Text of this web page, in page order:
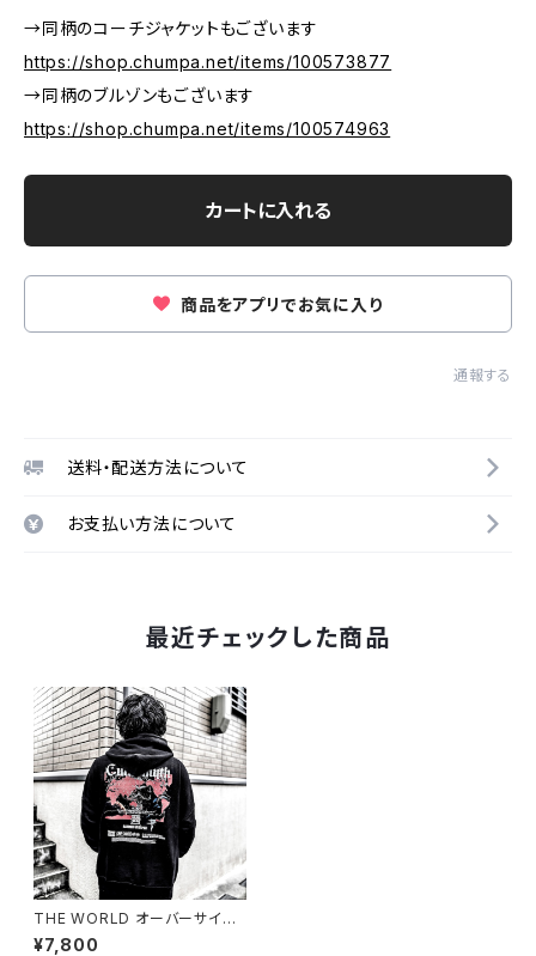
→同柄のコーチジャケットもございます
https://shop.chumpa.net/items/100573877
→同柄のブルゾンもございます
https://shop.chumpa.net/items/100574963
カートに入れる
商品をアプリでお気に入り
通報する
送料・配送方法について
お支払い方法について
最近チェックした商品
THE WORLD オーバーサイズ
Pull Hoodie（公式サイト限定S
¥7,800